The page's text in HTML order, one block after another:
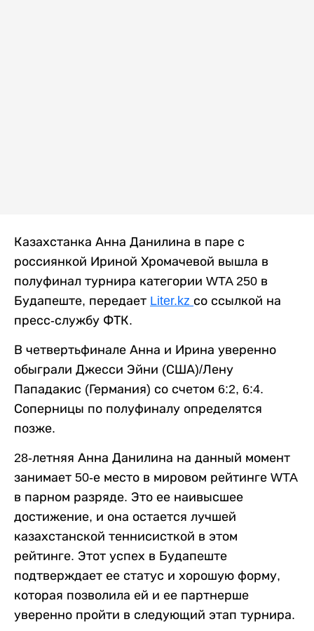
Казахстанка Анна Данилина в паре с
россиянкой Ириной Хромачевой вышла в
полуфинал турнира категории WTA 250 в
Будапеште, передает Liter.kz со ссылкой на
пресс-службу ФТК.
В четвертьфинале Анна и Ирина уверенно
обыграли Джесси Эйни (США)/Лену
Пападакис (Германия) со счетом 6:2, 6:4.
Соперницы по полуфиналу определятся
позже.
28-летняя Анна Данилина на данный момент
занимает 50-е место в мировом рейтинге WTA
в парном разряде. Это ее наивысшее
достижение, и она остается лучшей
казахстанской теннисисткой в этом
рейтинге. Этот успех в Будапеште
подтверждает ее статус и хорошую форму,
которая позволила ей и ее партнерше
уверенно пройти в следующий этап турнира.